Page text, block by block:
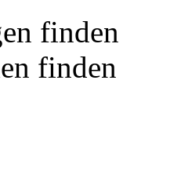
finden
finden